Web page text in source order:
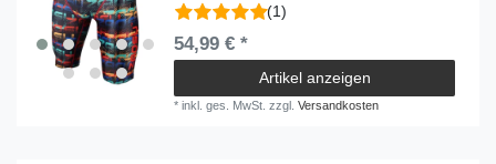
(1)
54,99 € *
Artikel anzeigen
*inkl. ges. MwSt. zzgl.Versandkosten